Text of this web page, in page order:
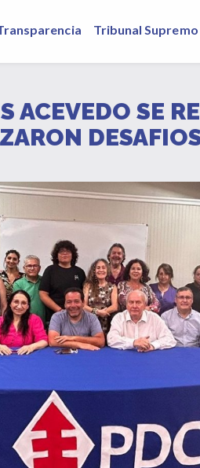
Tribunal Supremo
ACEVEDO SE